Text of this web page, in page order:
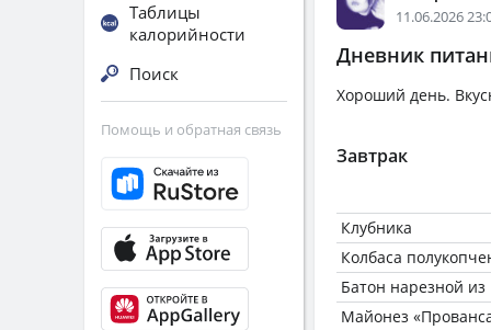
11.06.2026
Дневник
Хороший день.
Завтрак
Клубника
Колбаса
Батон нарезной из
Майонез
Таблицы
калорийности
Поиск
Помощь и обратная связь